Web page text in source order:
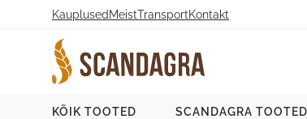
Kauplused MeistTransportKontakt
KÕIK TOOTED SCANDAGRA TOOTED